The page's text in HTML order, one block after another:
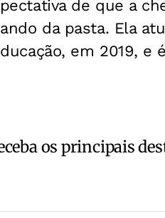
de que a
da pasta. Ela
em 2019, e
os principais